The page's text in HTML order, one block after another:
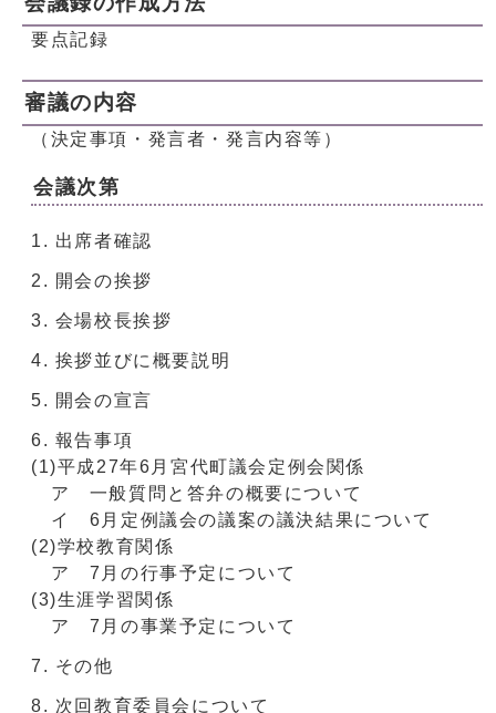
要点記録
審議の内容
（決定事項・発言者・発言内容等）
会議次第
出席者確認
開会の挨拶
会場校長挨拶
挨拶並びに概要説明
開会の宣言
報告事項
(1)平成27年6月宮代町議会定例会関係
ア 一般質問と答弁の概要について
イ 6月定例議会の議案の議決結果について
(2)学校教育関係
ア 7月の行事予定について
(3)生涯学習関係
ア 7月の事業予定について
その他
次回教育委員会について